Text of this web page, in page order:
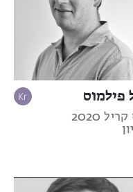
פילמוס
2020